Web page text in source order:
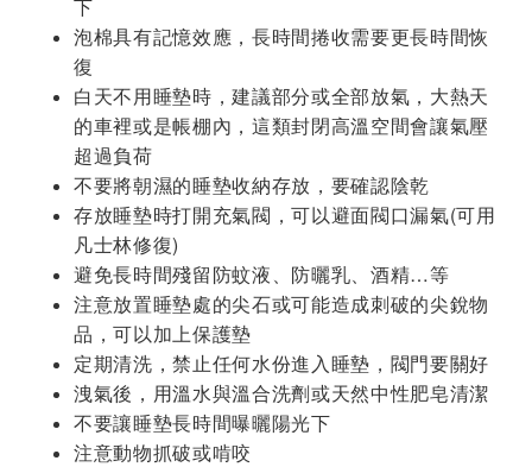
下
泡棉具有記憶效應，長時間捲收需要更長時間恢
復
白天不用睡墊時，建議部分或全部放氣，大熱天
的車裡或是帳棚內，這類封閉高溫空間會讓氣壓
超過負荷
不要將朝濕的睡墊收納存放，要確認陰乾
存放睡墊時打開充氣閥，可以避面閥口漏氣(可用
凡士林修復)
避免長時間殘留防蚊液、防曬乳、酒精…等
注意放置睡墊處的尖石或可能造成刺破的尖銳物
品，可以加上保護墊
定期清洗，禁止任何水份進入睡墊，閥門要關好
洩氣後，用溫水與溫合洗劑或天然中性肥皂清潔
不要讓睡墊長時間曝曬陽光下
注意動物抓破或啃咬